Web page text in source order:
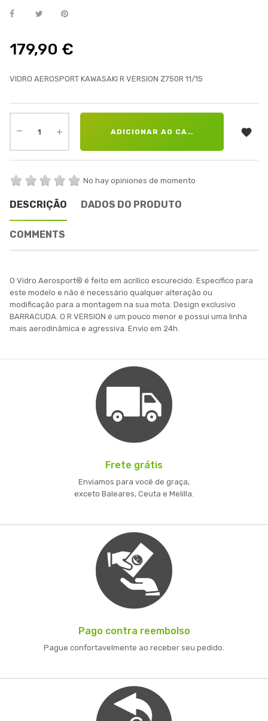
179,90 €
VIDRO AEROSPORT KAWASAKI R VERSION Z750R 11/15
ADICIONAR AO CARRINHO 
No hay opiniones de momento
DESCRIÇÃO DADOS DO PRODUTO
COMMENTS
O Vidro Aerosport® é feito em acrílico escurecido. Específico para
este modelo e não é necessário qualquer alteração ou
modificação para a montagem na sua mota. Design exclusivo
BARRACUDA. O R VERSION é um pouco menor e possui uma linha
mais aerodinâmica e agressiva. Envio em 24h.
Frete grátis
Enviamos para você de graça,
exceto Baleares, Ceuta e Melilla.
Pago contra reembolso
Pague confortavelmente ao receber seu pedido.